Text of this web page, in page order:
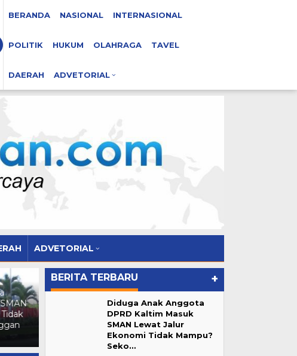
BERANDA NASIONAL INTERNASIONAL
POLITIK HUKUM OLAHRAGA TAVEL
DAERAH ADVETORIAL
ADVETORIAL
Nekat! Kafe Nordu dan W
Superclub Beroperasi Tanpa
Ijin dan Andalalin di
Reborn Fun Games, Cari
Bibit Atlet Biliar Potensial
Samarinda
Games, Cari Bibit Atlet Biliar
Potensial Samarinda
BERITA TERBARU +
Diduga Anak Anggota
DPRD Kaltim Masuk
SMAN Lewat Jalur
Ekonomi Tidak Mampu?
Seko…